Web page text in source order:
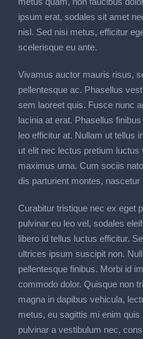
ipsum erat, sodales sit amet
nisl. Sed nisi metus, efficitur
scelerisque eu ante.
Vivamus auctor mauris risus,
pellentesque ac. Phasellus
sem laoreet quis. Fusce nunc
lacinia at erat. Phasellus
leo efficitur at. Nullam ut tellus
ut elit nec lectus pretium
maximus urna. Cum sociis
dis parturient montes, nascetur
Curabitur tristique nec ex eget
pulvinar eu leo vel, sodales
libero id tellus luctus efficitur.
ultrices ipsum suscipit non.
pellentesque finibus. Morbi id
commodo dolor. Quisque non
magna in dapibus vehicula,
metus, eu sagittis mi enim
pulvinar a vestibulum nec,